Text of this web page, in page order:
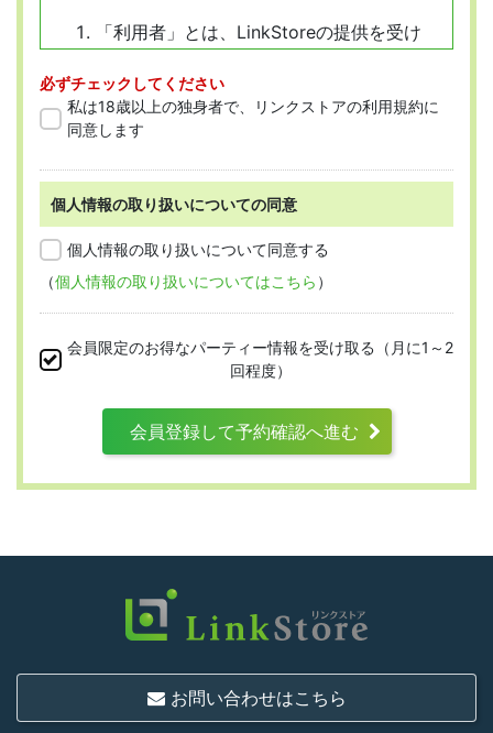
「利用者」とは、LinkStoreの提供を受け
「会員」とは、本規約に従って会員登録
をした人を指します。
第2条 （適用範囲）
本規約は、すべての会員に適用され、登録手
ります。
第3条 （利用資格）
いものとします。
18歳以上の独身者であること
必ずチェックしてください
私は18歳以上の独身者で、リンクストアの利用規約に
同意します
個人情報の取り扱いについての同意
個人情報の取り扱いについて同意する
（個人情報の取り扱いについてはこちら ）
会員限定のお得なパーティー情報を受け取る（月に1～2
回程度）
会員登録して予約確認へ進む
お問い合わせはこちら